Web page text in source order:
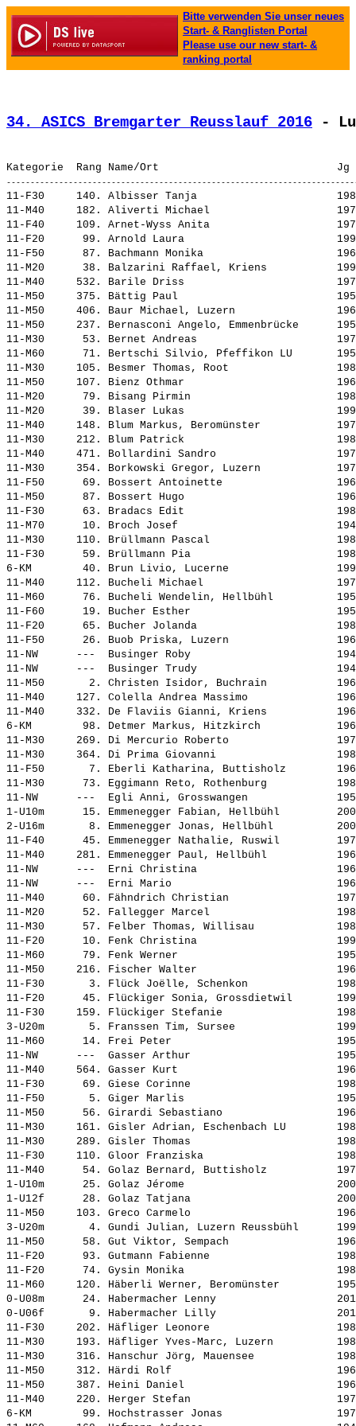
Bitte verwenden Sie unser neues
Start- & Ranglisten Portal
Please use our new start- &
ranking portal
34. ASICS Bremgarter Reusslauf 2016 -
11-F30     140. Albisser Tanja
11-M40     182. Aliverti Michael
11-F40     109. Arnet-Wyss Anita
11-F20      99. Arnold Laura
11-F50      87. Bachmann Monika
11-M20      38. Balzarini Raffael, Kriens
11-M40     532. Barile Driss
11-M50     375. Bättig Paul
11-M50     406. Baur Michael, Luzern
11-M50     237. Bernasconi Angelo, Emmenbrücke
11-M30      53. Bernet Andreas
11-M60      71. Bertschi Silvio, Pfeffikon LU
11-M30     105. Besmer Thomas, Root
11-M50     107. Bienz Othmar
11-M20      79. Bisang Pirmin
11-M20      39. Blaser Lukas
11-M40     148. Blum Markus, Beromünster
11-M30     212. Blum Patrick
11-M40     471. Bollardini Sandro
11-M30     354. Borkowski Gregor, Luzern
11-F50      69. Bossert Antoinette
11-M50      87. Bossert Hugo
11-F30      63. Bradacs Edit
11-M70      10. Broch Josef
11-M30     110. Brüllmann Pascal
11-F30      59. Brüllmann Pia
6-KM        40. Brun Livio, Lucerne
11-M40     112. Bucheli Michael
11-M60      76. Bucheli Wendelin, Hellbühl
11-F60      19. Bucher Esther
11-F20      65. Bucher Jolanda
11-F50      26. Buob Priska, Luzern
11-NW      --- Businger Roby
11-NW      --- Businger Trudy
11-M50       2. Christen Isidor, Buchrain
11-M40     127. Colella Andrea Massimo
11-M40     332. De Flaviis Gianni, Kriens
6-KM        98. Detmer Markus, Hitzkirch
11-M30     269. Di Mercurio Roberto
11-M30     364. Di Prima Giovanni
11-F50       7. Eberli Katharina, Buttisholz
11-M30      73. Eggimann Reto, Rothenburg
11-NW      --- Egli Anni, Grosswangen
1-U10m      15. Emmenegger Fabian, Hellbühl
2-U16m       8. Emmenegger Jonas, Hellbühl
11-F40      45. Emmenegger Nathalie, Ruswil
11-M40     281. Emmenegger Paul, Hellbühl
11-NW      --- Erni Christina
11-NW      --- Erni Mario
11-M40      60. Fähndrich Christian
11-M20      52. Fallegger Marcel
11-M30      57. Felber Thomas, Willisau
11-F20      10. Fenk Christina
11-M60      79. Fenk Werner
11-M50     216. Fischer Walter
11-F30       3. Flück Joëlle, Schenkon
11-F20      45. Flückiger Sonia, Grossdietwil
11-F30     159. Flückiger Stefanie
3-U20m       5. Franssen Tim, Sursee
11-M60      14. Frei Peter
11-NW      --- Gasser Arthur
11-M40     564. Gasser Kurt
11-F30      69. Giese Corinne
11-F50       5. Giger Marlis
11-M50      56. Girardi Sebastiano
11-M30     161. Gisler Adrian, Eschenbach LU
11-M30     289. Gisler Thomas
11-F30     110. Gloor Franziska
11-M40      54. Golaz Bernard, Buttisholz
1-U10m      25. Golaz Jérome
1-U12f      28. Golaz Tatjana
11-M50     103. Greco Carmelo
3-U20m       4. Gundi Julian, Luzern Reussbühl
11-M50      58. Gut Viktor, Sempach
11-F20      93. Gutmann Fabienne
11-F20      74. Gysin Monika
11-M60     120. Häberli Werner, Beromünster
0-U08m      24. Habermacher Lenny
0-U06f       9. Habermacher Lilly
11-F30     202. Häfliger Leonore
11-M30     193. Häfliger Yves-Marc, Luzern
11-M30     316. Hanschur Jörg, Mauensee
11-M50     312. Härdi Rolf
11-M50     387. Heini Daniel
11-M40     220. Herger Stefan
6-KM        99. Hochstrasser Jonas